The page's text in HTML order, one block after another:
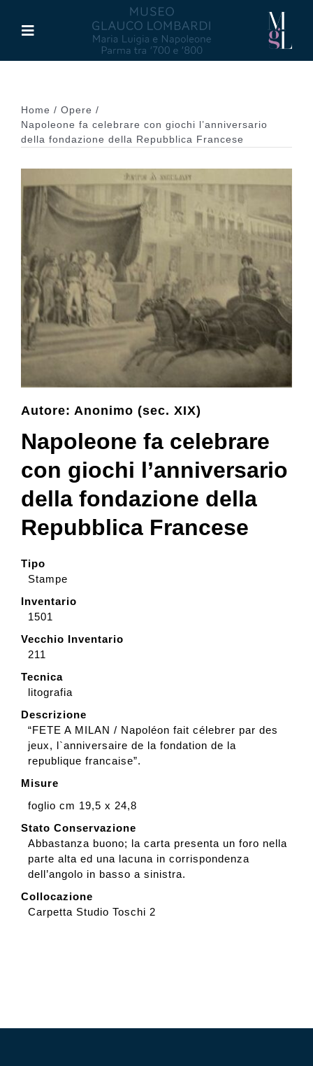
contenuto
Toggle
Maria Luigia d’Asburgo
Glauco Lombardi
Palazzo di Riserva
Attività
Pubblicazioni
Collezione
Accessibilità
Dona
Cerca
English
Home
Opere
Napoleone fa celebrare con giochi l’anniversario
della fondazione della Repubblica Francese
Autore: Anonimo (sec. XIX)
Napoleone fa celebrare
con giochi l’anniversario
della fondazione della
Repubblica Francese
Tipo
Stampe
Inventario
1501
Vecchio Inventario
211
Tecnica
litografia
Descrizione
“FETE A MILAN / Napoléon fait célebrer par des
jeux, l`anniversaire de la fondation de la
republique francaise”.
Misure
foglio cm 19,5 x 24,8
Stato Conservazione
Abbastanza buono; la carta presenta un foro nella
parte alta ed una lacuna in corrispondenza
dell’angolo in basso a sinistra.
Collocazione
Carpetta Studio Toschi 2